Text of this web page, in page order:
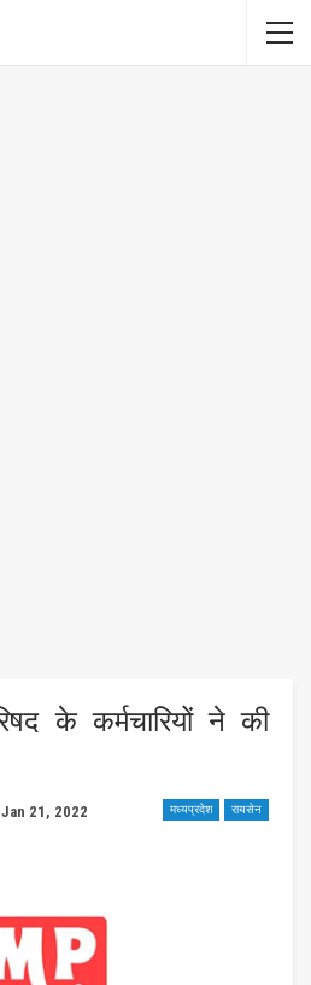
के कर्मचारियों ने की
मध्यप्रदेश रायसेन
Jan 21, 2022